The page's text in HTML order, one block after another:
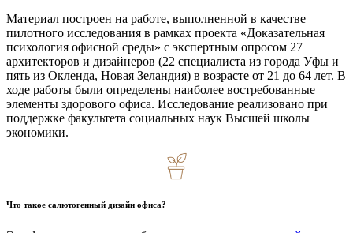
Материал построен на работе, выполненной в качестве
пилотного исследования в рамках проекта «Доказательная
психология офисной среды» с экспертным опросом 27
архитекторов и дизайнеров (22 специалиста из города Уфы и
пять из Окленда, Новая Зеландия) в возрасте от 21 до 64 лет. В
ходе работы были определены наиболее востребованные
элементы здорового офиса. Исследование реализовано при
поддержке факультета социальных наук Высшей школы
экономики.
Что такое салютогенный дизайн офиса?